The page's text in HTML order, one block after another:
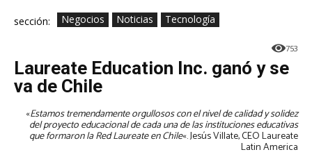
sección: Negocios Noticias Tecnología
753
Laureate Education Inc. ganó y se
va de Chile
«Estamos tremendamente orgullosos con el nivel de calidad y solidez
del proyecto educacional de cada una de las instituciones educativas
que formaron la Red Laureate en Chile«. Jesús Villate, CEO Laureate
Latin America